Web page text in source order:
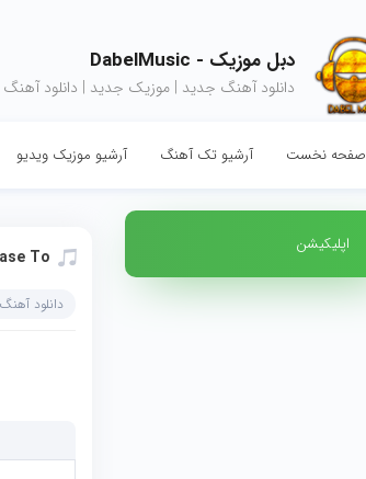
دبل موزیک - DabelMusic
دانلود آهنگ جدید | موزیک جدید | دانلود آهنگ
صفحه نخست آرشیو تک آهنگ آرشیو موزیک ویدیو
اپلیکیشن
To
دانلود